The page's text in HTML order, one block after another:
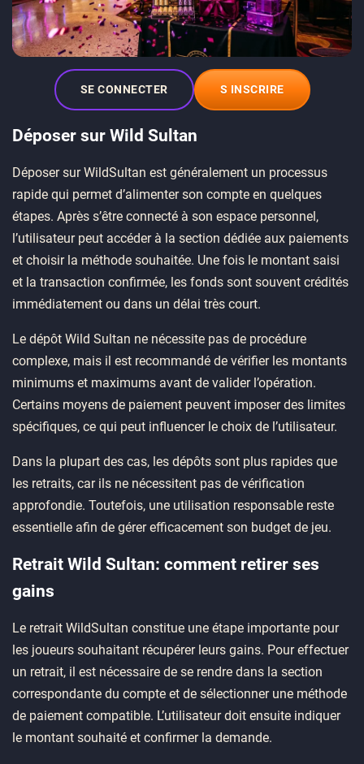
SE CONNECTER S INSCRIRE
Déposer sur Wild Sultan
Déposer sur WildSultan est généralement un processus
rapide qui permet d’alimenter son compte en quelques
étapes. Après s’être connecté à son espace personnel,
l’utilisateur peut accéder à la section dédiée aux paiements
et choisir la méthode souhaitée. Une fois le montant saisi
et la transaction confirmée, les fonds sont souvent crédités
immédiatement ou dans un délai très court.
Le dépôt Wild Sultan ne nécessite pas de procédure
complexe, mais il est recommandé de vérifier les montants
minimums et maximums avant de valider l’opération.
Certains moyens de paiement peuvent imposer des limites
spécifiques, ce qui peut influencer le choix de l’utilisateur.
Dans la plupart des cas, les dépôts sont plus rapides que
les retraits, car ils ne nécessitent pas de vérification
approfondie. Toutefois, une utilisation responsable reste
essentielle afin de gérer efficacement son budget de jeu.
Retrait Wild Sultan: comment retirer ses
gains
Le retrait WildSultan constitue une étape importante pour
les joueurs souhaitant récupérer leurs gains. Pour effectuer
un retrait, il est nécessaire de se rendre dans la section
correspondante du compte et de sélectionner une méthode
de paiement compatible. L’utilisateur doit ensuite indiquer
le montant souhaité et confirmer la demande.